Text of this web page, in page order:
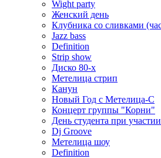
Wight party
Женский день
Клубника со сливками
Jazz bass
Definition
Strip show
Диско 80-х
Метелица стрип
Канун
Новый Год с Метелица-С
Концерт группы "Корни"
День студента при
Dj Groove
Метелица шоу
Definition